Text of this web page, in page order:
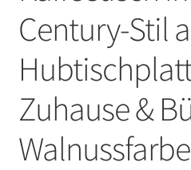
Century-Stil
Zuhause &
Walnussfarbe